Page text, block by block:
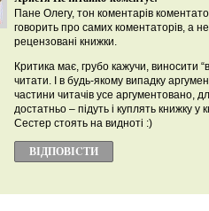
Пане Олегу, тон коментарів
говорить про самих коментаторів, а
рецензовані книжки.
Критика має, грубо кажучи, виносити
читати. І в будь-якому випадку
частини читачів усе аргументовано,
достатньо – підуть і куплять книжку у
Сестер стоять на видноті :)
ВІДПОВІCТИ